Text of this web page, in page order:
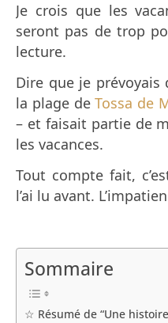
Je crois que les
seront pas de trop
lecture.
Dire que je
la plage deTossa de
– et faisait partie de
les vacances.
Tout compte fait,
l’ai lu avant.
Sommaire
☆ Résumé de “Une